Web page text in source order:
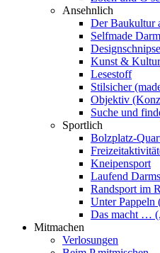
Ansehnlich
Der Baukultur
Selfmade
Kunst & Kultur
Lesestoff
Stilsicher
Objektiv
Suche und
Sportlich
Bolzplatz-
Kneipensport
Laufend
Randsport im
Unter
Das macht …
Mitmachen
Verlosungen